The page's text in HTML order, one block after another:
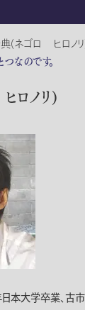
(ネゴロ ヒロノ
なのです。
ロノリ)
年日本大学卒業、